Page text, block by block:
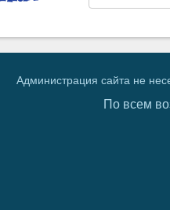
Администрация сайта не
По всем